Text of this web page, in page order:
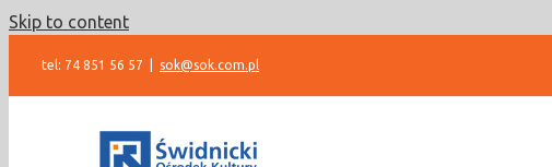
Skip to content
tel: 74 851 56 57 sok@sok.com.pl